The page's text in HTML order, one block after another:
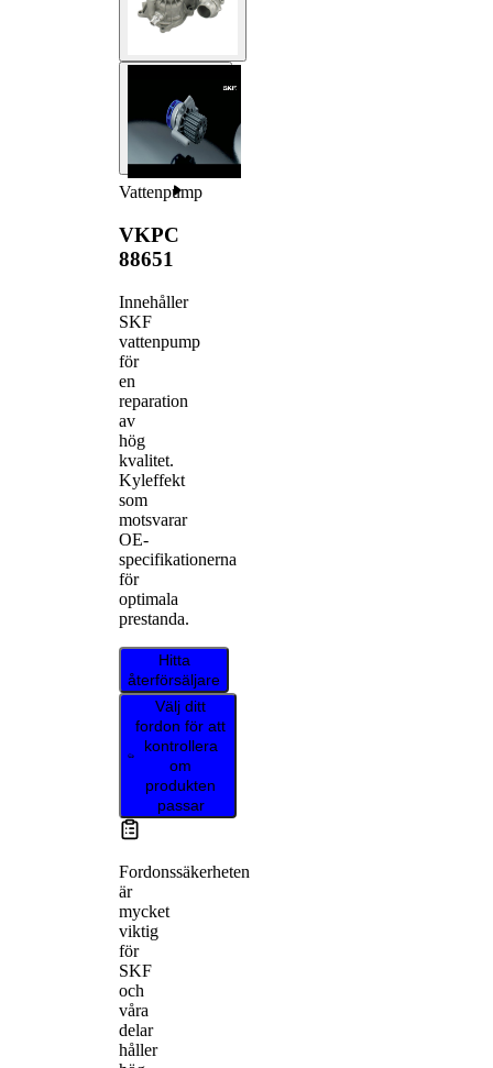
Vattenpump
VKPC
88651
Innehåller
SKF
vattenpump
för
en
reparation
av
hög
kvalitet.
Kyleffekt
som
motsvarar
OE-
specifikationerna
för
optimala
prestanda.
Hitta
återförsäljare
Välj ditt
fordon för att
kontrollera
om
produkten
passar
Fordonssäkerheten
är
mycket
viktig
för
SKF
och
våra
delar
håller